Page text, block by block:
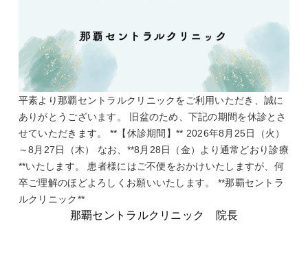
平素より那覇セントラルクリニックをご利用いただき、誠に
ありがとうございます。 旧盆のため、下記の期間を休診とさ
せていただきます。 **【休診期間】** 2026年8月25日（火）
～8月27日（木） なお、**8月28日（金）より通常どおり診療
**いたします。 患者様にはご不便をおかけいたしますが、何
卒ご理解のほどよろしくお願いいたします。 **那覇セントラ
ルクリニック**
那覇セントラルクリニック 院長